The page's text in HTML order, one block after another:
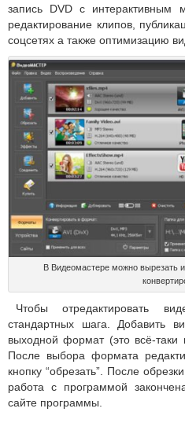
запись DVD с интерактивным
редактирование клипов,
соцсетях а также оптимизацию
В Видеомастере можно вырезать
Чтобы отредактировать
стандартных шага. Добавить
выходной формат (это всё-таки
После выбора формата
кнопку “обрезать”. После
работа с программой
сайте программы.